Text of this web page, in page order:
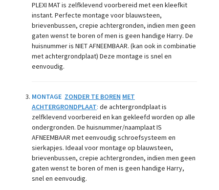
PLEXI MAT is zelfklevend voorbereid met een kleefkit
instant. Perfecte montage voor blauwsteen,
brievenbussen, crepie achtergronden, indien men geen
gaten wenst te boren of men is geen handige Harry. De
huisnummer is NIET AFNEEMBAAR. (kan ook in combinatie
met achtergrondplaat) Deze montage is snel en
eenvoudig.
MONTAGE ZONDER TE BOREN MET
ACHTERGRONDPLAAT: de achtergrondplaat is
zelfklevend voorbereid en kan gekleefd worden op alle
ondergronden. De huisnummer/naamplaatIS
AFNEEMBAAR met eenvoudig schroefsysteem en
sierkapjes. Ideaal voor montage op blauwsteen,
brievenbussen, crepie achtergronden, indien men geen
gaten wenst te boren of men is geen handige Harry,
snel en eenvoudig.